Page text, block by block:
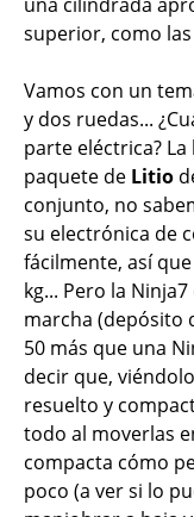
superior, como
Vamos con un
y dos ruedas...
parte eléctrica?
paquete de Litio
conjunto, no
su electrónica de
fácilmente, así
kg... Pero la
marcha (depósito
50 más que una
decir que,
resuelto y
todo al moverlas
compacta cómo
poco (a ver si lo